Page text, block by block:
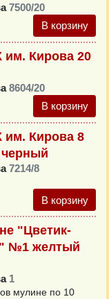
7500/20
В корзину
Кирова 20
8604/20
В корзину
Кирова 8
черный
7214/8
В корзину
"Цветик-
№1 желтый
1
мулине по 10